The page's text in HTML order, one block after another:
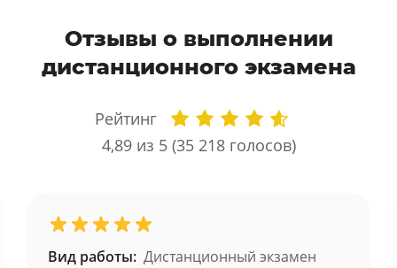
Отзывы о выполнении
дистанционного экзамена
Рейтинг
4,89 из 5 (35 218голосов)
Вид работы: Дистанционный экзамен